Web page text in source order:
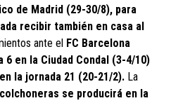
de Madrid (29-30/8), para
recibir también en casa al
ante el FC Barcelona
6 en la Ciudad Condal (3-4/10)
la jornada 21 (20-21/2). La
se producirá en la